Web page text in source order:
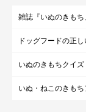
雑誌『いぬのきもち
ドッグフードの正
いぬのきもちクイズ
いぬ・ねこのきもち